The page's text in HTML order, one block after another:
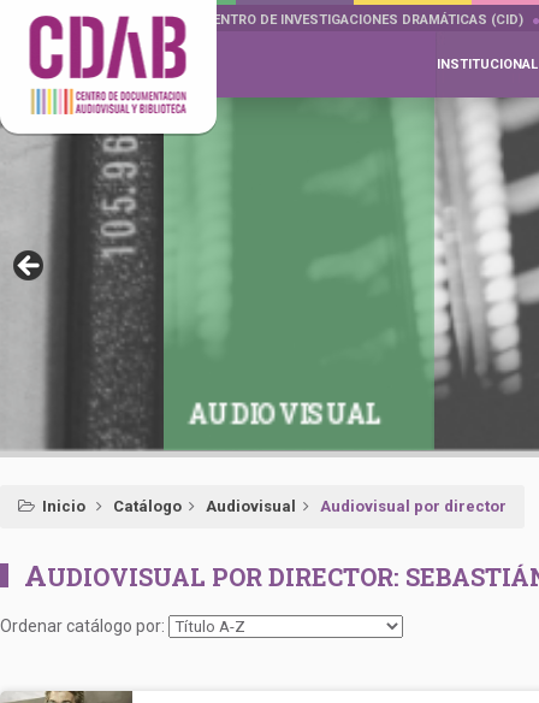
DOCUMENTA DRAMÁTICAS CENTRO DE INVESTIGACIONES DRAMÁTICAS (CID)
INSTITUCIONAL
AUDIOVISUAL
Inicio Catálogo Audiovisual Audiovisual por director
AUDIOVISUAL POR DIRECTOR:
Ordenar catálogo por: